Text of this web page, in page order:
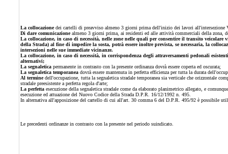
La collocazionedei cartelli di preavviso almeno 3 giorni prima dell'inizio dei lavori all'intersezione
Di dare comunicazionealmeno 3 giorni prima, ai residenti ed alle attività commerciali della zona,
La collocazione, in caso di necessità, nelle zone nelle quali per consentire il transito
della Strada) al fine di impedire la sosta, potrà essere inoltre prevista, se necessaria, la
intersezioni nelle sue immediate vicinanze.
La collocazione, in caso di necessità, in corrispondenza degli attraversamenti pedonali
alternativi;
La segnaletica permanente in contrasto con la presente ordinanza dovrà essere coperta ed oscurata;
La segnaletica temporanea dovrà essere mantenuta in perfetta efficienza per tutta la durata
Al terminedell'occupazione, tutta la segnaletica stradale temporanea sia verticale che orizzontale
stradale preesistente a perfetta regola d'arte;
La perfetta esecuzione della segnaletica stradale come da elaborato planimetrico allegato, e
esecuzione ed attuazione del Nuovo Codice della Strada D.P.R. 16/12/1992 n. 495.
In alternativa all'apposizione del cartello di cui all'art. 30 comma 6 del D.P.R. 495/92 è possibile
Le precedenti ordinanze in contrasto con la presente nel periodo suindicato.